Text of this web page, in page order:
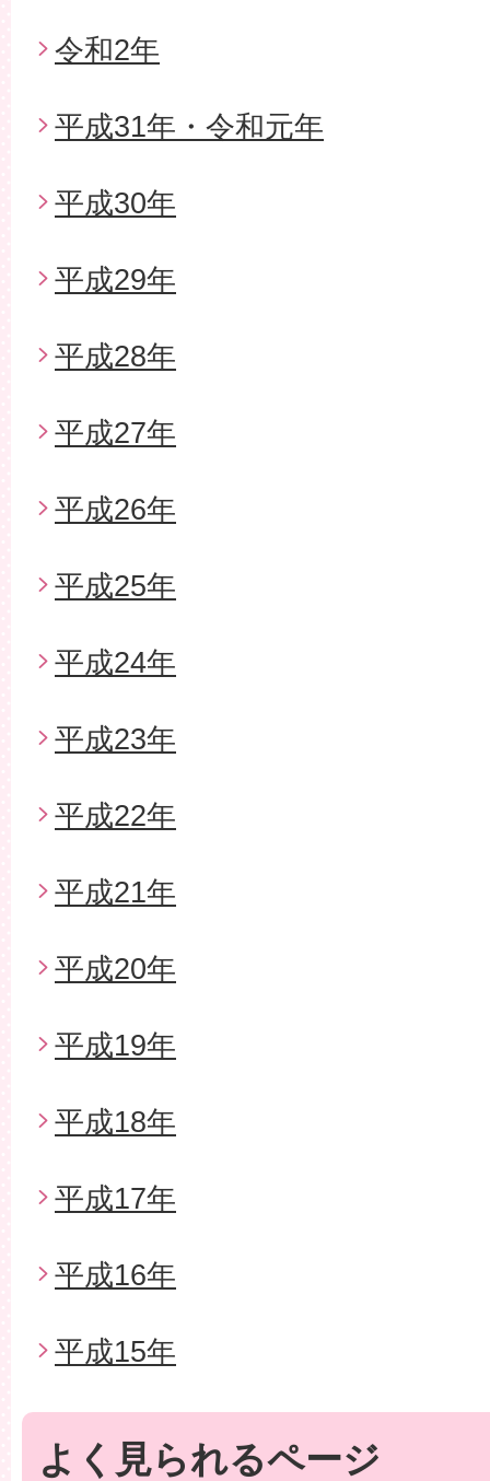
令和2年
平成31年・令和元年
平成30年
平成29年
平成28年
平成27年
平成26年
平成25年
平成24年
平成23年
平成22年
平成21年
平成20年
平成19年
平成18年
平成17年
平成16年
平成15年
よく見られるページ